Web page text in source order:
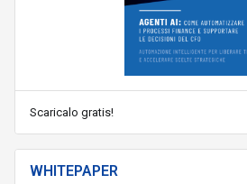
Scaricalo gratis!
WHITEPAPER